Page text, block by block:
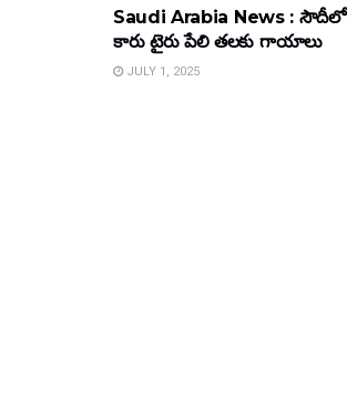
Saudi Arabia News : సౌదీలో
కారు టైరు పేలి తలకు గాయాలు
JULY 1, 2025